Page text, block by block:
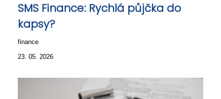
SMS Finance: Rychlá půjčka do
kapsy?
finance
23. 05. 2026